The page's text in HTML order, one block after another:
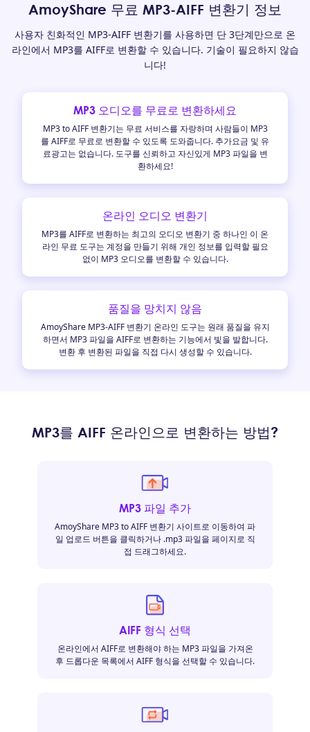
AmoyShare 무료 MP3-AIFF 변환기 정보
사용자 친화적인 MP3-AIFF 변환기를 사용하면 단 3단계만으로 온
라인에서 MP3를 AIFF로 변환할 수 있습니다. 기술이 필요하지 않습
니다!
MP3 오디오를 무료로 변환하세요
MP3 to AIFF 변환기는 무료 서비스를 자랑하며 사람들이 MP3
를 AIFF로 무료로 변환할 수 있도록 도와줍니다. 추가요금 및 유
료광고는 없습니다. 도구를 신뢰하고 자신있게 MP3 파일을 변
환하세요!
온라인 오디오 변환기
MP3를 AIFF로 변환하는 최고의 오디오 변환기 중 하나인 이 온
라인 무료 도구는 계정을 만들기 위해 개인 정보를 입력할 필요
없이 MP3 오디오를 변환할 수 있습니다.
품질을 망치지 않음
AmoyShare MP3-AIFF 변환기 온라인 도구는 원래 품질을 유지
하면서 MP3 파일을 AIFF로 변환하는 기능에서 빛을 발합니다.
변환 후 변환된 파일을 직접 다시 생성할 수 있습니다.
MP3를 AIFF 온라인으로 변환하는 방법?
MP3 파일 추가
AmoyShare MP3 to AIFF 변환기 사이트로 이동하여 파
일 업로드 버튼을 클릭하거나 .mp3 파일을 페이지로 직
접 드래그하세요.
AIFF 형식 선택
온라인에서 AIFF로 변환해야 하는 MP3 파일을 가져온
후 드롭다운 목록에서 AIFF 형식을 선택할 수 있습니다.